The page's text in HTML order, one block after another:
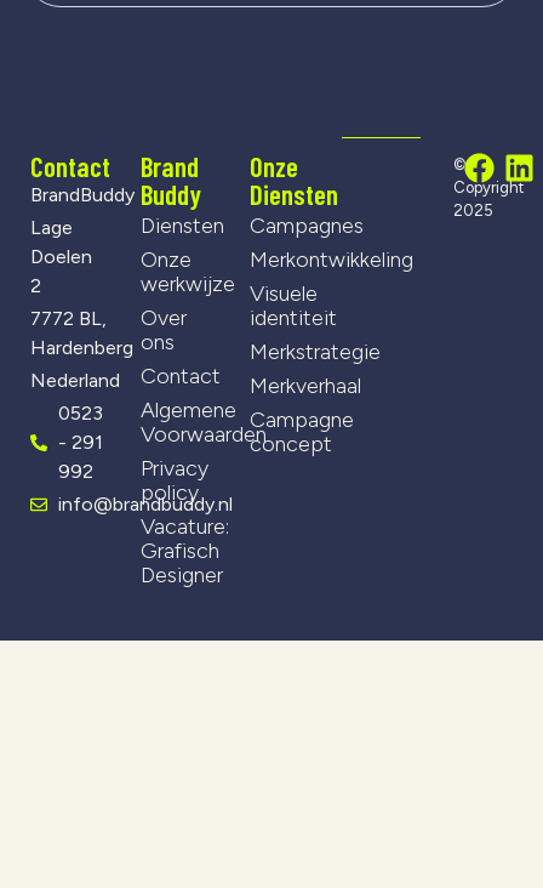
Contact
BrandBuddy
Lage
Doelen
2
7772 BL,
Hardenberg
Nederland
0523
- 291
992
info@brandbuddy.nl
Brand
Buddy
Diensten
Onze
werkwijze
Over
ons
Contact
Algemene
Voorwaarden
Privacy
policy
Vacature:
Grafisch
Designer
Onze
Diensten
Campagnes
Merkontwikkeling
Visuele
identiteit
Merkstrategie
Merkverhaal
Campagne
concept
©
Copyright
2025